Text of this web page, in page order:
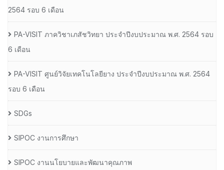
2564 รอบ 6 เดือน
PA-VISIT ภาควิชาเภสัชวิทยา ประจำปีงบประมาณ พ.ศ. 2564 รอบ
6 เดือน
PA-VISIT ศูนย์วิจัยเทคโนโลยียาง ประจำปีงบประมาณ พ.ศ. 2564
รอบ 6 เดือน
SDGs
SIPOC งานการศึกษา
SIPOC งานนโยบายและพัฒนาคุณภาพ